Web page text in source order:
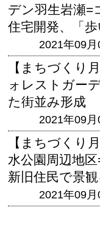
デン羽生岩瀬=
住宅開発、「
2021年09月
【まちづくり
ォレストガー
た街並み形成
2021年09月
【まちづくり
水公園周辺地
新旧住民で景
2021年09月